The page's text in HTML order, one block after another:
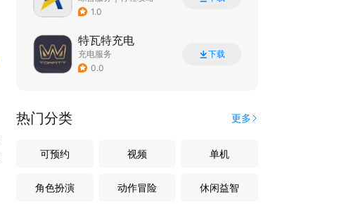
1.0
特瓦特充电
充电服务
0.0
下载
热门分类 更多
可预约 视频 单机
角色扮演 动作冒险 休闲益智